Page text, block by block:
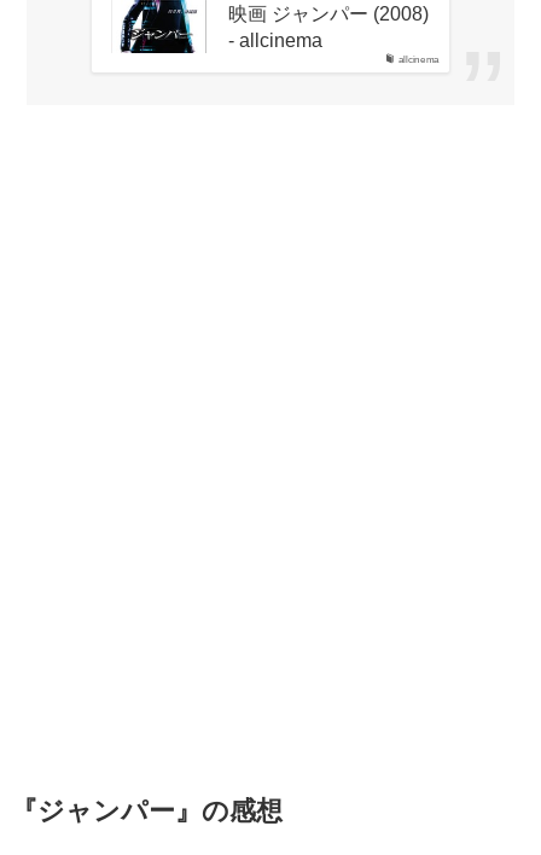
allcinema
映画 ジャンパー (2008)
- allcinema
『ジャンパー』の感想